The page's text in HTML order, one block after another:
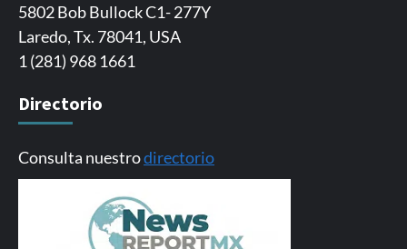
5802 Bob Bullock C1- 277Y
Laredo, Tx. 78041, USA
1 (281) 968 1661
Directorio
Consulta nuestrodirectorio